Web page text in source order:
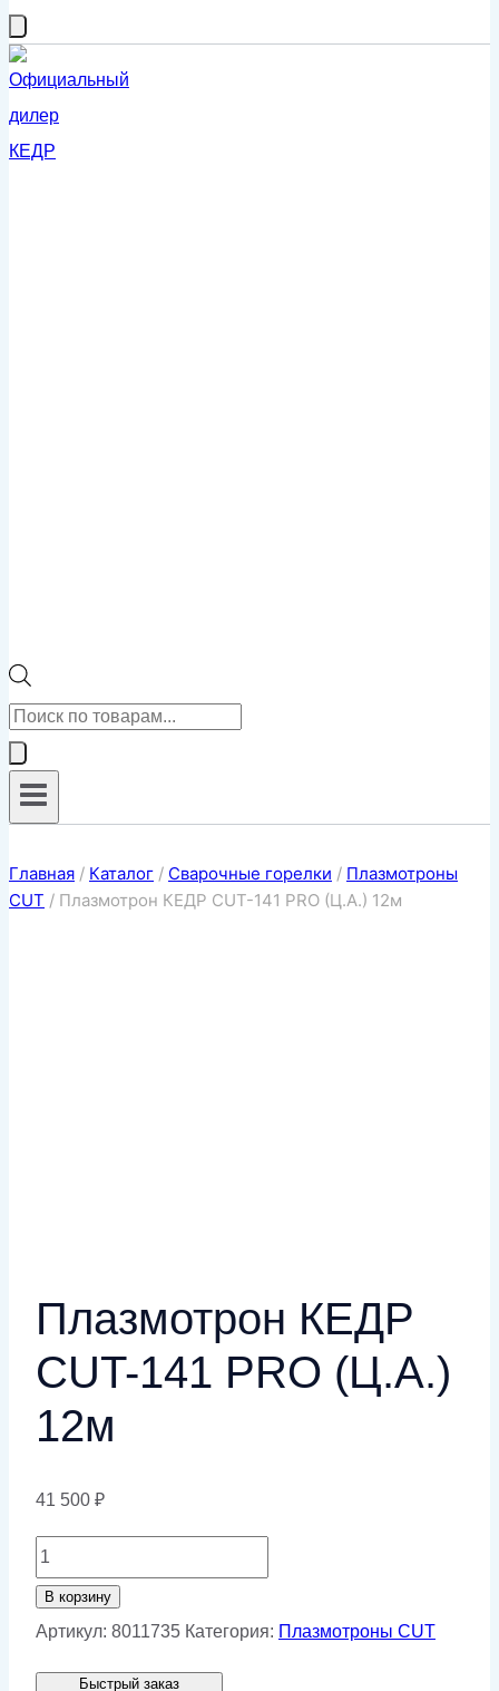
товаров
Поиск
товаров
Главная / Каталог / Сварочные горелки / Плазмотроны
CUT / Плазмотрон КЕДР CUT-141 PRO (Ц.А.) 12м
Плазмотрон КЕДР
CUT-141 PRO (Ц.А.)
12м
41 500 ₽
Количество
товара
Плазмотрон
В корзину
Артикул: 8011735 Категория: Плазмотроны CUT
Быстрый заказ